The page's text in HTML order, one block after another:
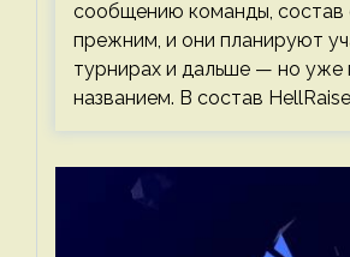
сообщению команды, состав
прежним, и они планируют
турнирах и дальше — но уже
названием. В состав